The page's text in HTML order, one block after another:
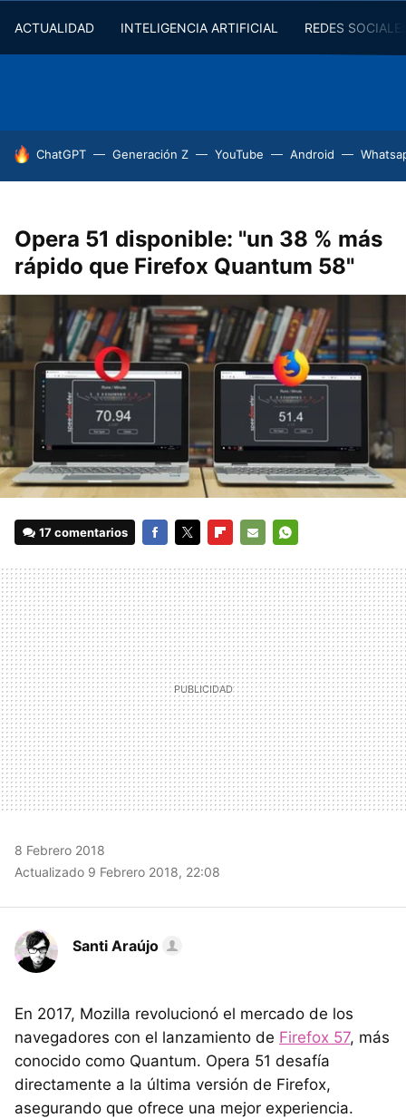
ACTUALIDAD INTELIGENCIA ARTIFICIAL REDES
HOY SE HABLA DE
ChatGPT Generación Z YouTube Android
Opera 51 disponible: "un 38 % más
rápido que Firefox Quantum 58"
17 comentarios
MAIL
8 Febrero 2018
Actualizado 9 Febrero 2018, 22:08
Santi Araújo
En 2017, Mozilla revolucionó el mercado de los
navegadores con el lanzamiento de Firefox 57, más
conocido como Quantum. Opera 51 desafía
directamente a la última versión de Firefox,
asegurando que ofrece una mejor experiencia.